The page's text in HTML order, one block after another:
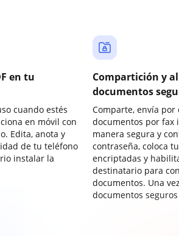
en tu
cuando estés
en móvil con
Edita, anota y
de tu teléfono
instalar la
Compartición y
documentos
Comparte, envía
documentos por fax
manera segura y
contraseña, coloca
encriptadas y
destinatario para
documentos. Una
documentos